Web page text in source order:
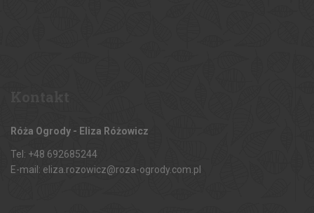
Róża Ogrody - Eliza Różowicz
Tel: +48 692685244
E-mail: eliza.rozowicz@roza-ogrody.com.pl